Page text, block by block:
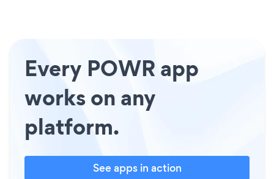
Every POWR app
works on any
platform.
See apps in action